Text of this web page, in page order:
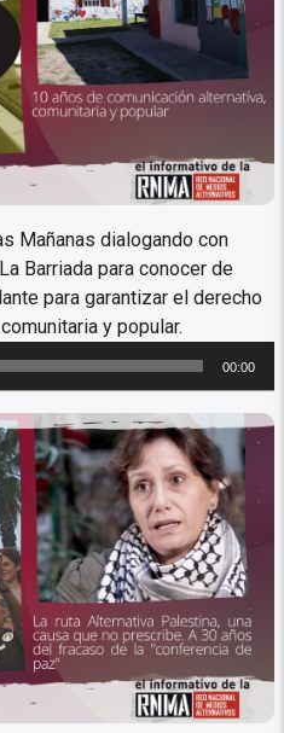
La Barriada
Mañanas dialogando con
Barriada para conocer de
para garantizar el derecho
y popular.
00:00
Y